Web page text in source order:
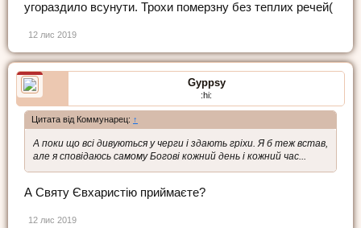
угораздило всунути. Трохи померзну без теплих речей(
12 лис 2019
Gyppsy
:hi:
Цитата від Коммунарец: ↑
А поки що всі дивуються у черги і здають гріхи. Я б теж встав,
але я сповідаюсь самому Богові кожний день і кожний час...
А Святу Євхаристію приймаєте?
12 лис 2019